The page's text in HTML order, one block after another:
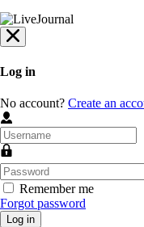
Log in
No account? Create an
Remember me
Forgot password
Log in